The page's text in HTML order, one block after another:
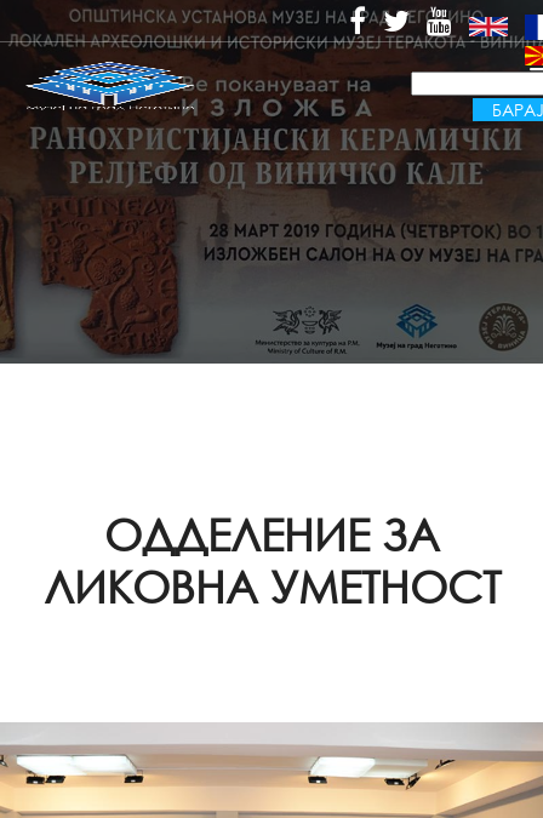
ОДДЕЛЕНИЕ ЗА
ЛИКОВНА УМЕТНОСТ